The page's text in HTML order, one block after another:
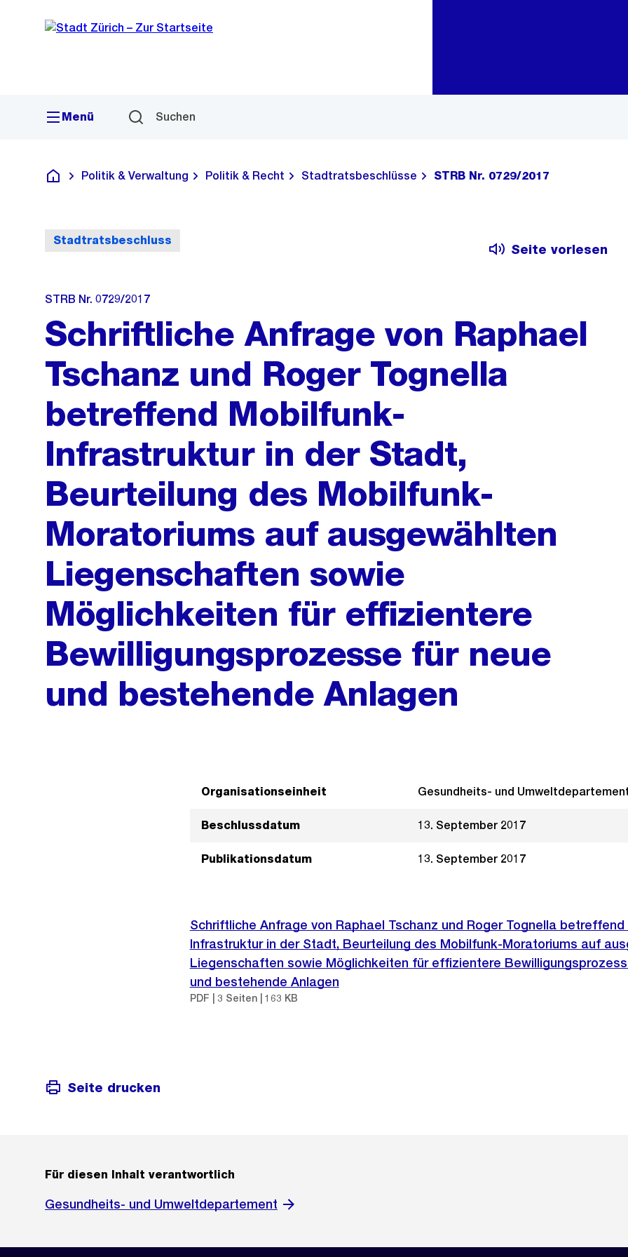
Navigation
Sprunglink
Menü Suchen
Deutsch
Politik & Verwaltung Politik & Recht Stadtratsbeschlüsse STRB Nr. 0729/2017
Stadtratsbeschluss
Seite vorlesen
STRB Nr. 0729/2017
Schriftliche Anfrage von Raphael
Tschanz und Roger Tognella
betreffend Mobilfunk-
Infrastruktur in der Stadt,
Beurteilung des Mobilfunk-
Moratoriums auf ausgewählten
Liegenschaften sowie
Möglichkeiten für effizientere
Bewilligungsprozesse für neue
und bestehende Anlagen
Organisationseinheit Gesundheits- und
Beschlussdatum 13. September 2017
Publikationsdatum 13. September 2017
Schriftliche Anfrage von Raphael Tschanz und Roger Tognella
Infrastruktur in der Stadt, Beurteilung des Mobilfunk-Moratoriums auf
Liegenschaften sowie Möglichkeiten für effizientere
und bestehende Anlagen
PDF | 3 Seiten | 163 KB
Seite drucken
Für diesen Inhalt verantwortlich
Gesundheits- und Umweltdepartement